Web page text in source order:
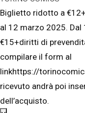
Biglietto ridotto a
al 12 marzo 2025.
€15+diritti di
compilare il form al
linkhttps://
ricevuto andrà poi
dell’acquisto.